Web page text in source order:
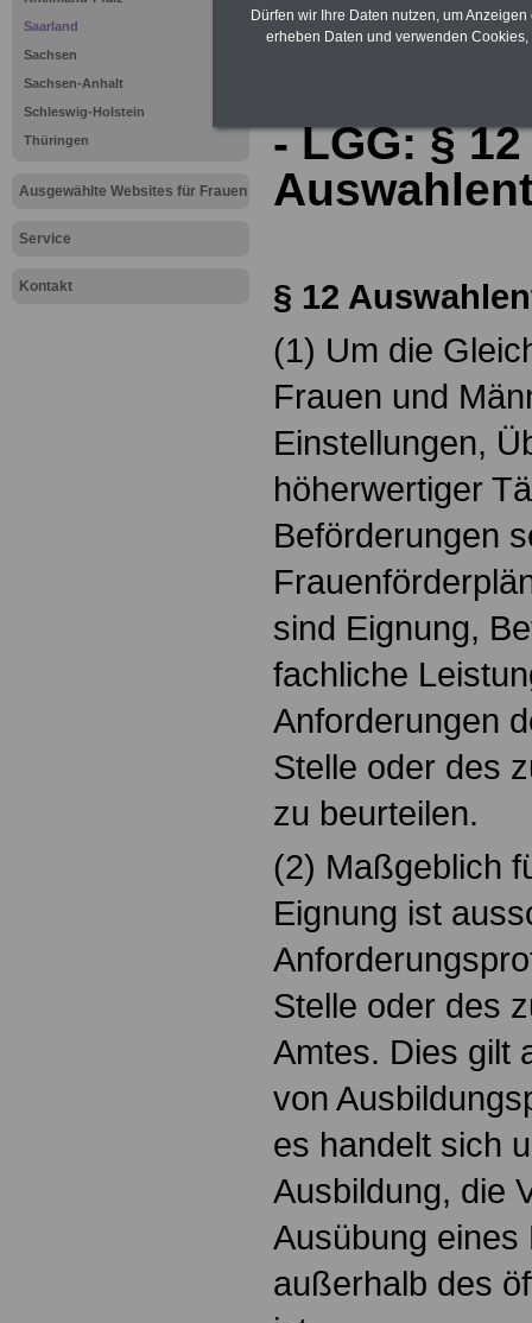
Saarland
Sachsen
Sachsen-Anhalt
Schleswig-Holstein
Thüringen
Ausgewählte Websites für Frauen
Service
Kontakt
Saarland
- LGG: §12
§ 12
(1) Um die
Frauen und
Einstellungen,
höherwertiger
Beförderungen
sind Eignung,
fachliche
Anforderungen
Stelle oder des
zu beurteilen.
(2) Maßgeblich
Eignung ist
Stelle oder des
Amtes. Dies gilt
von
es handelt sich
Ausbildung, die
Ausübung eines
außerhalb des
Dürfen wir Ihre Daten nutzen, um
erheben Daten und verwenden